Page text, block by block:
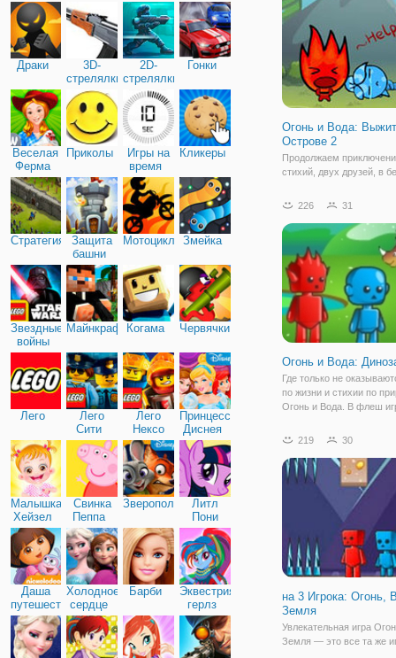
Драки
3D-
стрелялки
2D-
стрелялки
Гонки
Веселая
Ферма
Приколы
Игры на
время
Кликеры
Стратегия
Защита
башни
МотоциклыЗмейка
Звездные
войны
МайнкрафтКогама Червячки
Лего
Лего
Сити
Лего
Нексо
Найтс
Принцессы
Диснея
Малышка
Хейзел
Свинка
Пеппа
Зверополис
Литл
Пони
Дружба
Даша
путешественница
Холодное
сердце
Барби
Эквестрия
герлз
Огонь и Вода:
Острове 2
Продолжаем
стихий, двух друзей, в
Выжить на Острове 2".
в засаду, оказавшись на
таинственном острове.
стихиям
226 31
Огонь и Вода:
Где только не
по жизни и стихии по
Огонь и Вода. В флеш
погрузятся в мир
жизнью, разгуливают по
и бродят в
219 30
на 3 Игрока: Огонь,
Земля
Увлекательная игра
Земля — это все та же